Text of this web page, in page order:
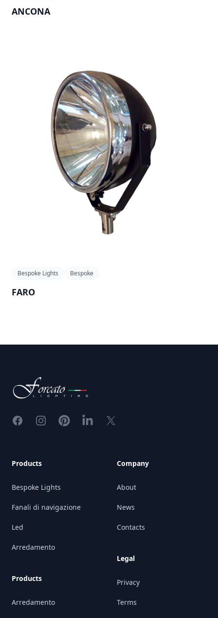
ANCONA
Bespoke Lights Bespoke
FARO
FacebookInstagramPinterestLinkedIn
X
Products
Bespoke Lights
Fanali di navigazione
Led
Arredamento
Products
Arredamento
Company
About
News
Contacts
Legal
Privacy
Terms